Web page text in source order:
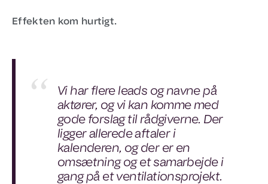
Effekten kom hurtigt.
Vi har flere leads og navne på
aktører, og vi kan komme med
gode forslag til rådgiverne. Der
ligger allerede aftaler i
kalenderen, og der er en
omsætning og et samarbejde i
gang på et ventilationsprojekt.